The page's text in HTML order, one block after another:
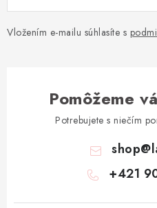
Vložením e-mailu súhlasíte s
Pomôžeme
Potrebujete s niečím
shop@
+421